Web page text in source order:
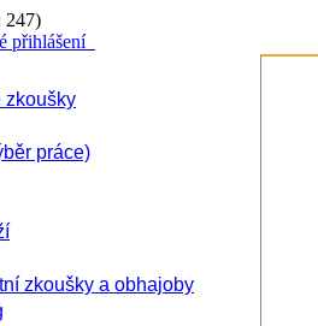
247)
přihlášení
zkoušky
práce)
zkoušky a obhajoby